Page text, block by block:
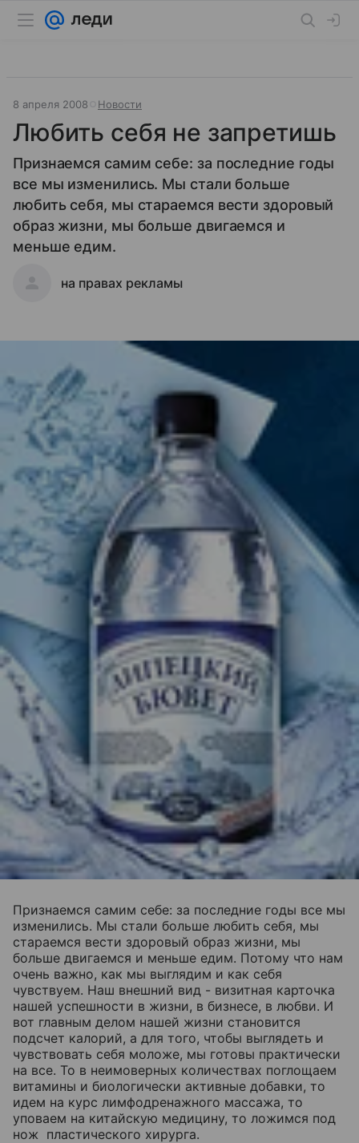
8 апреля 2008 Новости
Любить себя не запретишь
Признаемся самим себе: за последние годы
все мы изменились. Мы стали больше
любить себя, мы стараемся вести здоровый
образ жизни, мы больше двигаемся и
меньше едим.
на правах рекламы
Признаемся самим себе: за последние годы все мы
изменились. Мы стали больше любить себя, мы
стараемся вести здоровый образ жизни, мы
больше двигаемся и меньше едим. Потому что нам
очень важно, как мы выглядим и как себя
чувствуем. Наш внешний вид - визитная карточка
нашей успешности в жизни, в бизнесе, в любви. И
вот главным делом нашей жизни становится
подсчет калорий, а для того, чтобы выглядеть и
чувствовать себя моложе, мы готовы практически
на все. То в неимоверных количествах поглощаем
витамины и биологически активные добавки, то
идем на курс лимфодренажного массажа, то
уповаем на китайскую медицину, то ложимся под
нож пластического хирурга.